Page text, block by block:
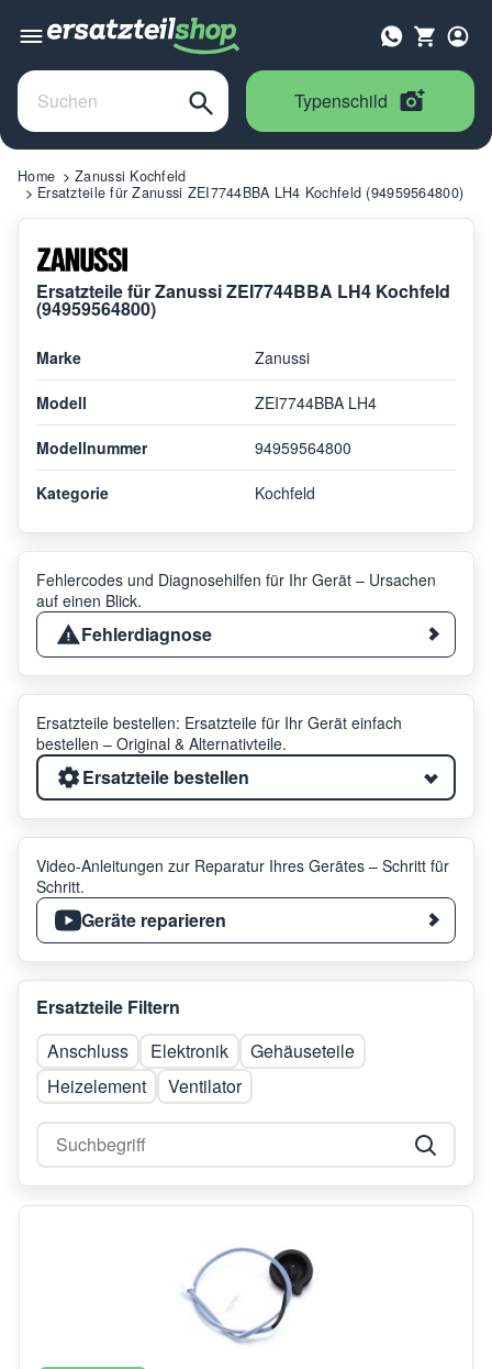
Typenschild
Home
Zanussi Kochfeld
Ersatzteile für Zanussi ZEI7744BBA LH4 Kochfeld (94959564800)
Ersatzteile für Zanussi ZEI7744BBA LH4 Kochfeld
(94959564800)
Marke Zanussi
Modell ZEI7744BBA LH4
Modellnummer 94959564800
Kategorie Kochfeld
Fehlercodes und Diagnosehilfen für Ihr Gerät – Ursachen
auf einen Blick.
Fehlerdiagnose
Ersatzteile bestellen: Ersatzteile für Ihr Gerät einfach
bestellen – Original & Alternativteile.
Ersatzteile bestellen
Video-Anleitungen zur Reparatur Ihres Gerätes – Schritt für
Schritt.
Geräte reparieren
Ersatzteile Filtern
Anschluss
Elektronik
Gehäuseteile
Heizelement
Ventilator